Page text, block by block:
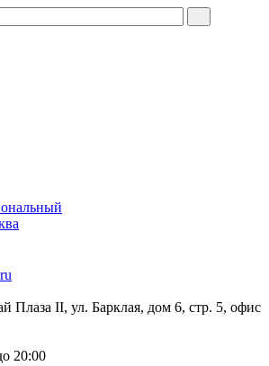
Плаза II, ул. Барклая, дом 6, стр. 5, офис
20:00